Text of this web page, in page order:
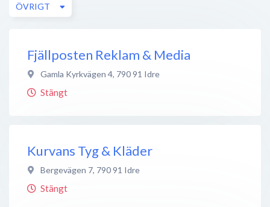
ÖVRIGT
Fjällposten Reklam & Media
Gamla Kyrkvägen 4, 790 91 Idre
Stängt
Kurvans Tyg & Kläder
Bergevägen 7, 790 91 Idre
Stängt